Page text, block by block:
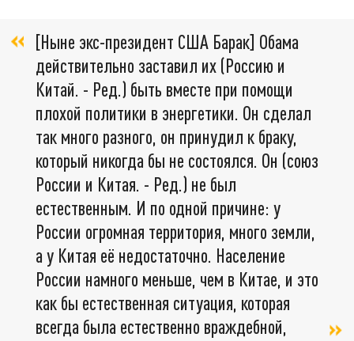
[Ныне экс-президент США Барак] Обама
действительно заставил их (Россию и
Китай. - Ред.) быть вместе при помощи
плохой политики в энергетики. Он сделал
так много разного, он принудил к браку,
который никогда бы не состоялся. Он (союз
России и Китая. - Ред.) не был
естественным. И по одной причине: у
России огромная территория, много земли,
а у Китая её недостаточно. Население
России намного меньше, чем в Китае, и это
как бы естественная ситуация, которая
всегда была естественно враждебной,